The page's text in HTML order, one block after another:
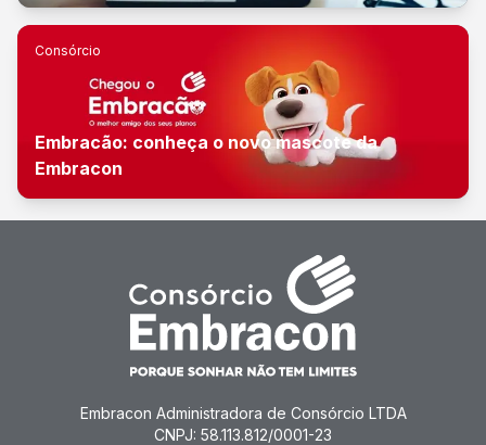
Consórcio
Embracão: conheça o novo mascote da
Embracon
Embracon Administradora de Consórcio LTDA
CNPJ: 58.113.812/0001-23